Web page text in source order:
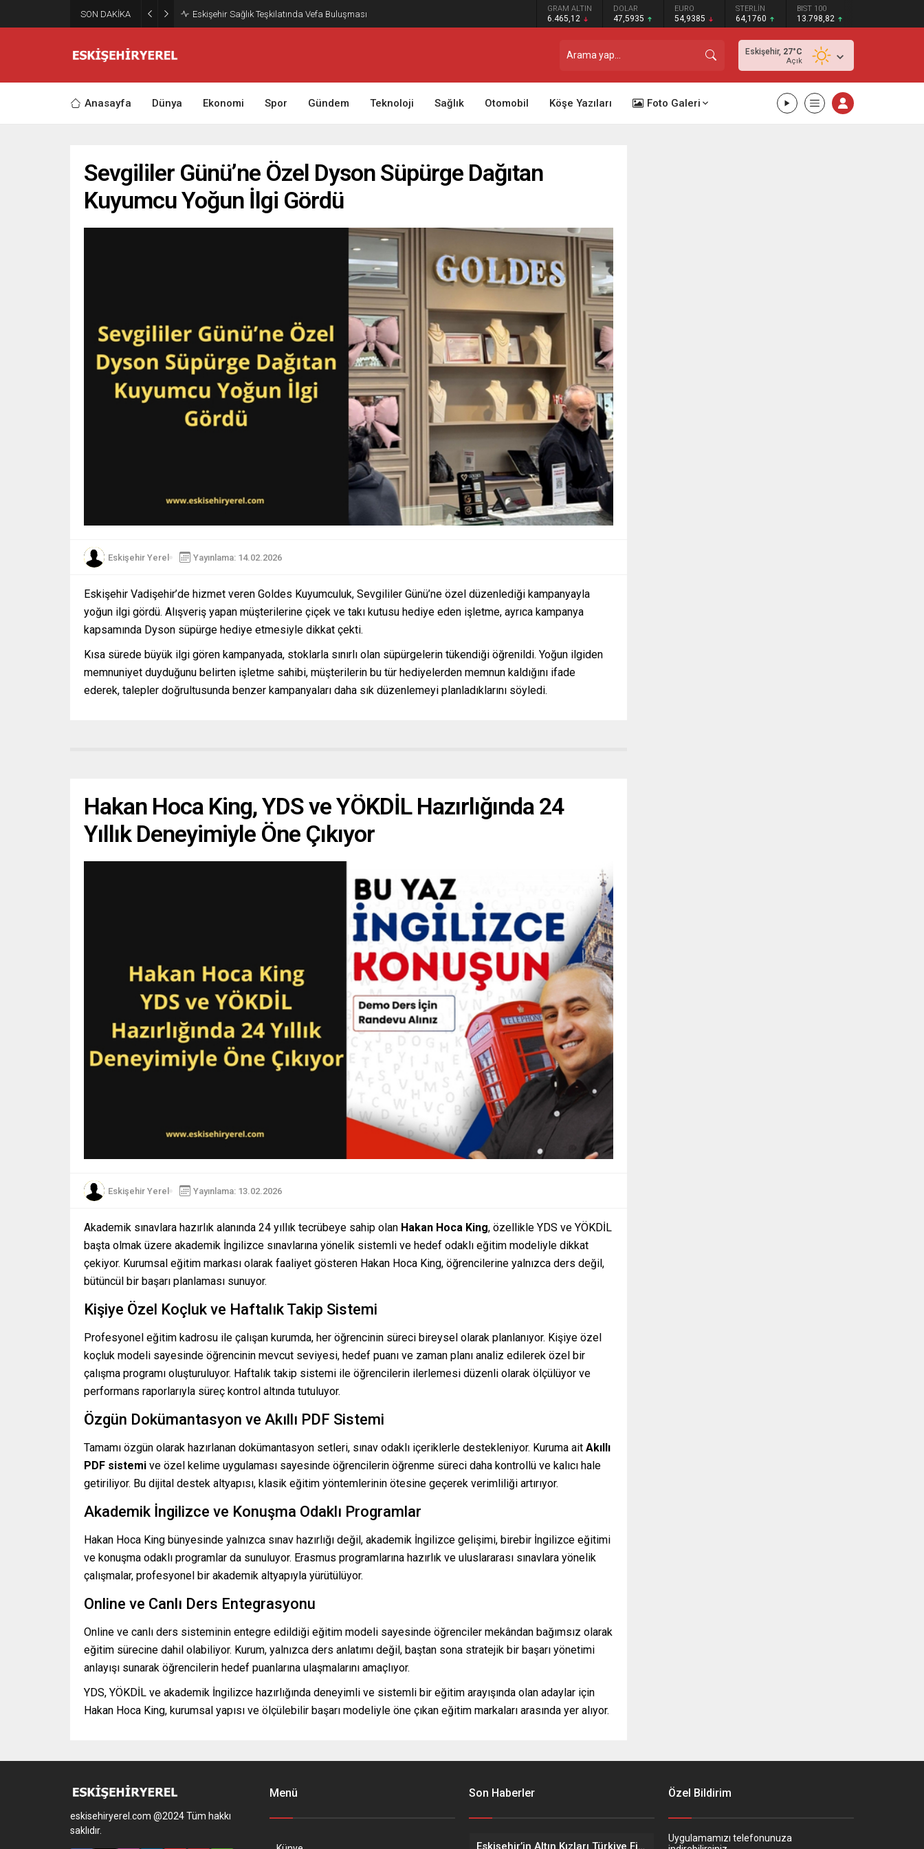
SON DAKİKA Eskişehir Sağlık Teşkilatında Vefa Buluşması GRAM ALTIN
6.465,12
DOLAR
47,5935
EURO
54,9385
STERLİN
64,1760
BIST 100
13.798,82
Eskişehir, 27°C
Açık
Anasayfa Dünya Ekonomi Spor Gündem Teknoloji Sağlık Otomobil Köşe Yazıları Foto Galeri
Sevgililer Günü’ne Özel Dyson Süpürge Dağıtan
Kuyumcu Yoğun İlgi Gördü
Eskişehir Yerel Yayınlama: 14.02.2026
Eskişehir Vadişehir’de hizmet veren Goldes Kuyumculuk, Sevgililer Günü’ne özel düzenlediği kampanyayla
yoğun ilgi gördü. Alışveriş yapan müşterilerine çiçek ve takı kutusu hediye eden işletme, ayrıca kampanya
kapsamında Dyson süpürge hediye etmesiyle dikkat çekti.
Kısa sürede büyük ilgi gören kampanyada, stoklarla sınırlı olan süpürgelerin tükendiği öğrenildi. Yoğun ilgiden
memnuniyet duyduğunu belirten işletme sahibi, müşterilerin bu tür hediyelerden memnun kaldığını ifade
ederek, talepler doğrultusunda benzer kampanyaları daha sık düzenlemeyi planladıklarını söyledi.
Hakan Hoca King, YDS ve YÖKDİL Hazırlığında 24
Yıllık Deneyimiyle Öne Çıkıyor
Eskişehir Yerel Yayınlama: 13.02.2026
Akademik sınavlara hazırlık alanında 24 yıllık tecrübeye sahip olan Hakan Hoca King, özellikle YDS ve YÖKDİL
başta olmak üzere akademik İngilizce sınavlarına yönelik sistemli ve hedef odaklı eğitim modeliyle dikkat
çekiyor. Kurumsal eğitim markası olarak faaliyet gösteren Hakan Hoca King, öğrencilerine yalnızca ders değil,
bütüncül bir başarı planlaması sunuyor.
Kişiye Özel Koçluk ve Haftalık Takip Sistemi
Profesyonel eğitim kadrosu ile çalışan kurumda, her öğrencinin süreci bireysel olarak planlanıyor. Kişiye özel
koçluk modeli sayesinde öğrencinin mevcut seviyesi, hedef puanı ve zaman planı analiz edilerek özel bir
çalışma programı oluşturuluyor. Haftalık takip sistemi ile öğrencilerin ilerlemesi düzenli olarak ölçülüyor ve
performans raporlarıyla süreç kontrol altında tutuluyor.
Özgün Dokümantasyon ve Akıllı PDF Sistemi
Tamamı özgün olarak hazırlanan dokümantasyon setleri, sınav odaklı içeriklerle destekleniyor. Kuruma ait Akıllı
PDF sistemi ve özel kelime uygulaması sayesinde öğrencilerin öğrenme süreci daha kontrollü ve kalıcı hale
getiriliyor. Bu dijital destek altyapısı, klasik eğitim yöntemlerinin ötesine geçerek verimliliği artırıyor.
Akademik İngilizce ve Konuşma Odaklı Programlar
Hakan Hoca King bünyesinde yalnızca sınav hazırlığı değil, akademik İngilizce gelişimi, birebir İngilizce eğitimi
ve konuşma odaklı programlar da sunuluyor. Erasmus programlarına hazırlık ve uluslararası sınavlara yönelik
çalışmalar, profesyonel bir akademik altyapıyla yürütülüyor.
Online ve Canlı Ders Entegrasyonu
Online ve canlı ders sisteminin entegre edildiği eğitim modeli sayesinde öğrenciler mekândan bağımsız olarak
eğitim sürecine dahil olabiliyor. Kurum, yalnızca ders anlatımı değil, baştan sona stratejik bir başarı yönetimi
anlayışı sunarak öğrencilerin hedef puanlarına ulaşmalarını amaçlıyor.
YDS, YÖKDİL ve akademik İngilizce hazırlığında deneyimli ve sistemli bir eğitim arayışında olan adaylar için
Hakan Hoca King, kurumsal yapısı ve ölçülebilir başarı modeliyle öne çıkan eğitim markaları arasında yer alıyor.
eskisehiryerel.com @2024 Tüm hakkı
saklıdır.
Menü Son Haberler
Eskişehir’in Altın Kızları Türkiye Finalleri Yolunda!
Özel Bildirim
Uygulamamızı telefonunuza